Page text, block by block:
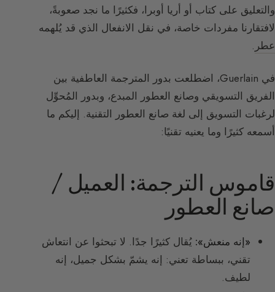
والتعليق على كتاب أو أريا أوبرا، فكثيرًا ما نجد صعوبةً،
لافتقارنا مفردات خاصة، في نقل الانفعال الذي قد يُلهمه
عطر .
في Guerlain، اضطلعت بدور المترجمة العاطفية بين
الفريق التسويقي وصانع العطور المبدع، وبدور المُحوِّل
لرغبات التسويق إلى لغة صانع العطور التقنية. إليكم ما
أسمعه كثيرًا وما يعنيه تقنيًا:
قاموس الترجمة: العميل /
صانع العطور
«إنه منعش»: يُقال كثيرًا جدًا. لا تبحثوا عن انتعاش
تقني، ببساطة تعني: إنه يشمّ بشكل جميل، إنه
لطيف.